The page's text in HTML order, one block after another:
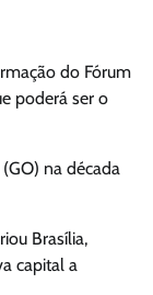
do Fórum
poderá ser o
na década
Brasília,
capital a